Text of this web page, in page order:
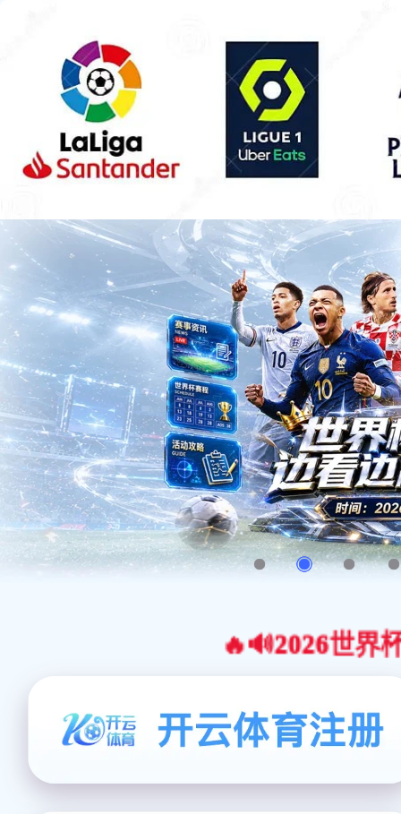
🔥🔊2026世界杯官网